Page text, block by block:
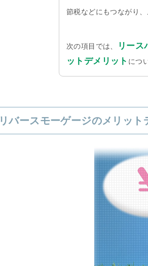
節税などにもつながり、
次の項目では、
リース
ットデメリット につ
リバースモーゲージのメリット